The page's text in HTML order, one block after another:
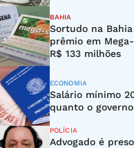
BAHIA
Sortudo na
prêmio em
R$ 133 milhões
ECONOMIA
Salário mínimo
quanto o
POLÍCIA
Advogado é